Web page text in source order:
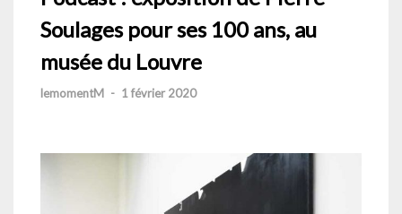
Soulages pour ses 100 ans, au
musée du Louvre
lemomentM - 1 février 2020